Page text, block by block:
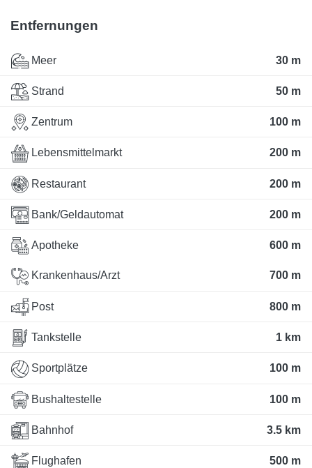
Entfernungen
Meer 30 m
Strand 50 m
Zentrum 100 m
Lebensmittelmarkt 200 m
Restaurant 200 m
Bank/Geldautomat 200 m
Apotheke 600 m
Krankenhaus/Arzt 700 m
Post 800 m
Tankstelle 1 km
Sportplätze 100 m
Bushaltestelle 100 m
Bahnhof 3.5 km
Flughafen 500 m